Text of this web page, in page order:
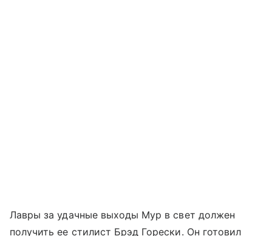
Лавры за удачные выходы Мур в свет должен
получить ее стилист Брэд Горески. Он готовил